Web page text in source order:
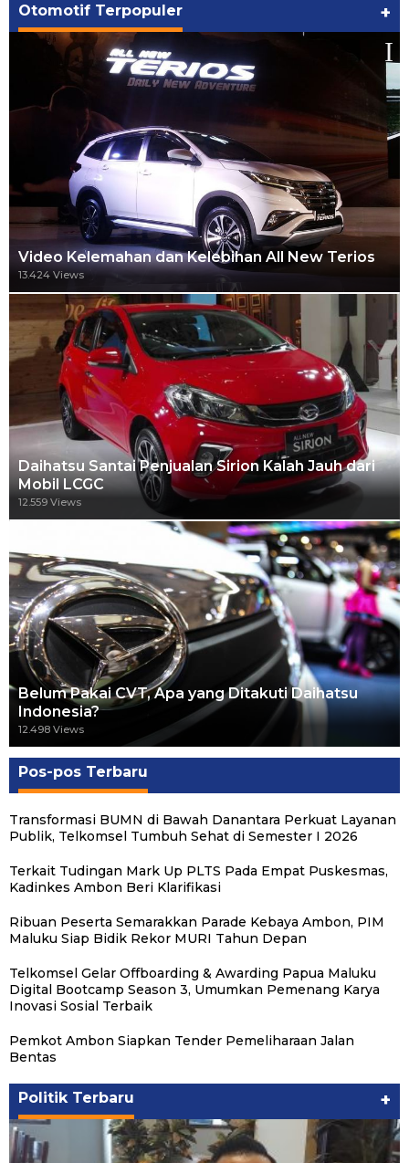
Otomotif Terpopuler +
Video Kelemahan dan Kelebihan All New Terios
13.424 Views
Daihatsu Santai Penjualan Sirion Kalah Jauh dari
Mobil LCGC
12.559 Views
Belum Pakai CVT, Apa yang Ditakuti Daihatsu
Indonesia?
12.498 Views
Pos-pos Terbaru
Transformasi BUMN di Bawah Danantara Perkuat Layanan
Publik, Telkomsel Tumbuh Sehat di Semester I 2026
Terkait Tudingan Mark Up PLTS Pada Empat Puskesmas,
Kadinkes Ambon Beri Klarifikasi
Ribuan Peserta Semarakkan Parade Kebaya Ambon, PIM
Maluku Siap Bidik Rekor MURI Tahun Depan
Telkomsel Gelar Offboarding & Awarding Papua Maluku
Digital Bootcamp Season 3, Umumkan Pemenang Karya
Inovasi Sosial Terbaik
Pemkot Ambon Siapkan Tender Pemeliharaan Jalan
Bentas
Politik Terbaru +